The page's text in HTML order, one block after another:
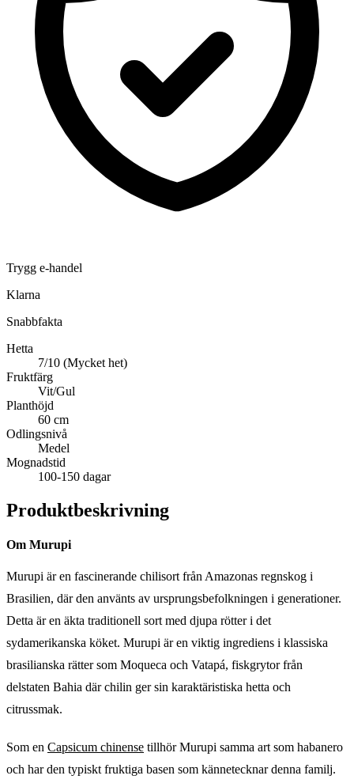
Trygg e-handel
Klarna
Snabbfakta
Hetta
7/10 (Mycket het)
Fruktfärg
Vit/Gul
Planthöjd
60 cm
Odlingsnivå
Medel
Mognadstid
100-150 dagar
Produktbeskrivning
Om Murupi
Murupi är en fascinerande chilisort från Amazonas regnskog i
Brasilien, där den använts av ursprungsbefolkningen i generationer.
Detta är en äkta traditionell sort med djupa rötter i det
sydamerikanska köket. Murupi är en viktig ingrediens i klassiska
brasilianska rätter som Moqueca och Vatapá, fiskgrytor från
delstaten Bahia där chilin ger sin karaktäristiska hetta och
citrussmak.
Som en Capsicum chinense tillhör Murupi samma art som habanero
och har den typiskt fruktiga basen som kännetecknar denna familj.